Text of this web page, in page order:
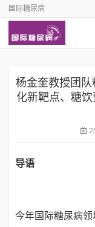
国际糖尿病
杨金奎教授团
化新靶点、糖
导语
今年国际糖尿病